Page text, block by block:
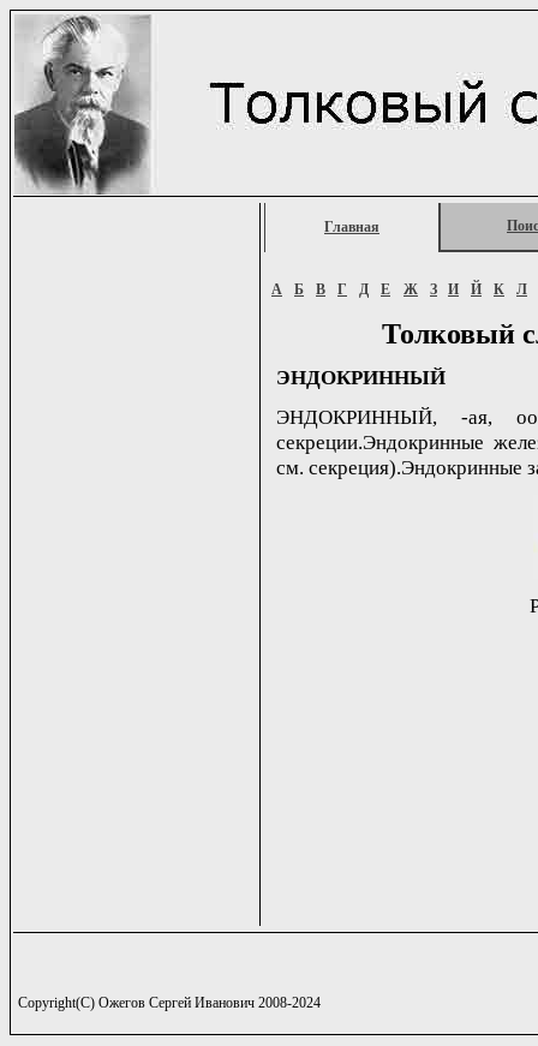
Главная
А Б В Г Д Е Ж З И Й К Л
Толковый
ЭНДОКРИННЫЙ
ЭНДОКРИННЫЙ, -ая,
секреции.Эндокринные
см. секреция).Эндокринные
Copyright(C) Ожегов Сергей Иванович 2008-2024